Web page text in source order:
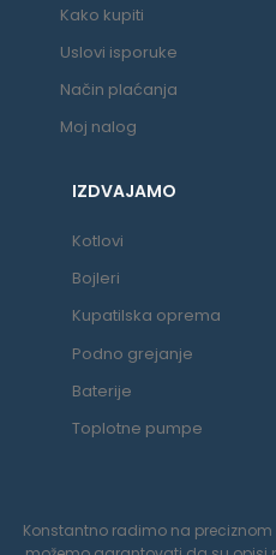
Kako kupiti
Uslovi isporuke
Način plaćanja
Moj nalog
IZDVAJAMO
Kotlovi
Bojleri
Kupatilska oprema
Podno grejanje
Baterije
Toplotne pumpe
Konstantno radimo na